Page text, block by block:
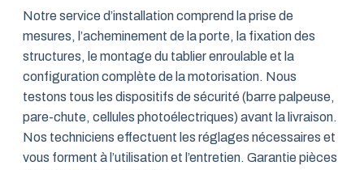
Notre service d’installation comprend la prise de
mesures, l’acheminement de la porte, la fixation des
structures, le montage du tablier enroulable et la
configuration complète de la motorisation. Nous
testons tous les dispositifs de sécurité (barre palpeuse,
pare-chute, cellules photoélectriques) avant la livraison.
Nos techniciens effectuent les réglages nécessaires et
vous forment à l’utilisation et l’entretien. Garantie pièces